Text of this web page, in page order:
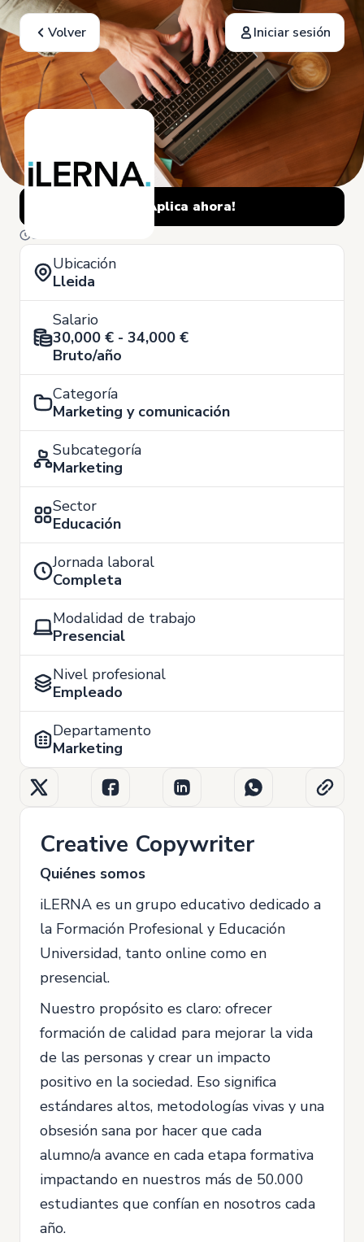
Volver Iniciar sesión
¡Aplica ahora!
5 de Junio
Ubicación
Lleida
Salario
30,000 € - 34,000 €
Bruto/año
Categoría
Marketing y comunicación
Subcategoría
Marketing
Sector
Educación
Jornada laboral
Completa
Modalidad de trabajo
Presencial
Nivel profesional
Empleado
Departamento
Marketing
Creative Copywriter
Quiénes somos
iLERNA es un grupo educativo dedicado a
la Formación Profesional y Educación
Universidad, tanto online como en
presencial.
Nuestro propósito es claro: ofrecer
formación de calidad para mejorar la vida
de las personas y crear un impacto
positivo en la sociedad. Eso significa
estándares altos, metodologías vivas y una
obsesión sana por hacer que cada
alumno/a avance en cada etapa formativa
impactando en nuestros más de 50.000
estudiantes que confían en nosotros cada
año.